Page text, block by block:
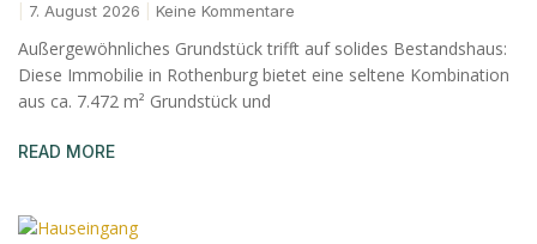
7. August 2026 Keine Kommentare
Außergewöhnliches Grundstück trifft auf solides Bestandshaus:
Diese Immobilie in Rothenburg bietet eine seltene Kombination
aus ca. 7.472 m² Grundstück und
READ MORE